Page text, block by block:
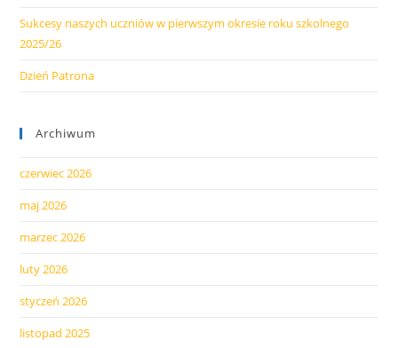
Sukcesy naszych uczniów w pierwszym okresie roku szkolnego
2025/26
Dzień Patrona
Archiwum
czerwiec 2026
maj 2026
marzec 2026
luty 2026
styczeń 2026
listopad 2025